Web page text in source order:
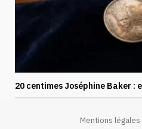
20 centimes Joséphine Baker :
Mentions légales